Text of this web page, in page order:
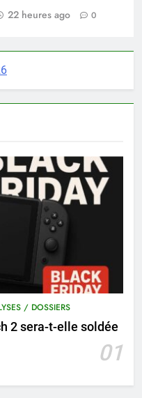
22 heures ago 0
/ DOSSIERS
2 sera-t-elle soldée
01